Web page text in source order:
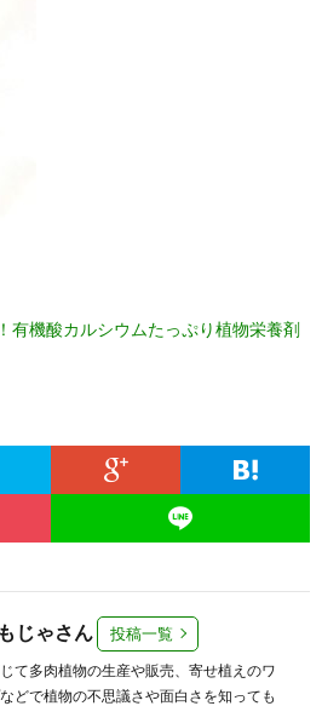
有機酸カルシウムたっぷり植物栄養剤
じゃさん 投稿一覧
て多肉植物の生産や販売、寄せ植えのワ
どで植物の不思議さや面白さを知っても